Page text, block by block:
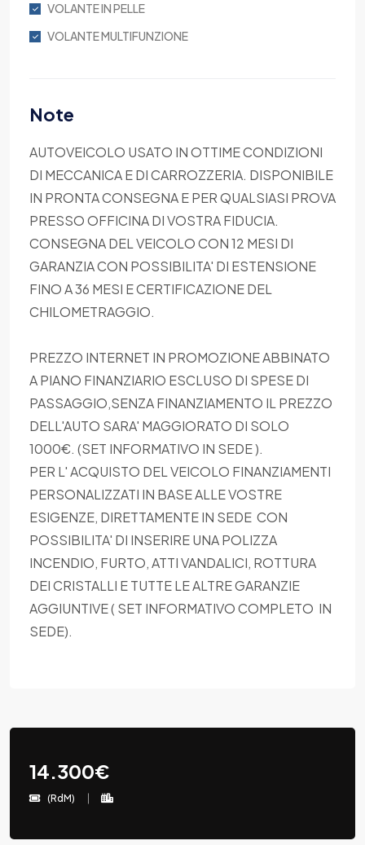
VOLANTE IN PELLE
VOLANTE MULTIFUNZIONE
Note
AUTOVEICOLO USATO IN OTTIME CONDIZIONI
DI MECCANICA E DI CARROZZERIA. DISPONIBILE
IN PRONTA CONSEGNA E PER QUALSIASI PROVA
PRESSO OFFICINA DI VOSTRA FIDUCIA.
CONSEGNA DEL VEICOLO CON 12 MESI DI
GARANZIA CON POSSIBILITA' DI ESTENSIONE
FINO A 36 MESI E CERTIFICAZIONE DEL
CHILOMETRAGGIO.
PREZZO INTERNET IN PROMOZIONE ABBINATO
A PIANO FINANZIARIO ESCLUSO DI SPESE DI
PASSAGGIO,SENZA FINANZIAMENTO IL PREZZO
DELL'AUTO SARA' MAGGIORATO DI SOLO
1000€. (SET INFORMATIVO IN SEDE ).
PER L' ACQUISTO DEL VEICOLO FINANZIAMENTI
PERSONALIZZATI IN BASE ALLE VOSTRE
ESIGENZE, DIRETTAMENTE IN SEDE CON
POSSIBILITA' DI INSERIRE UNA POLIZZA
INCENDIO, FURTO, ATTI VANDALICI, ROTTURA
DEI CRISTALLI E TUTTE LE ALTRE GARANZIE
AGGIUNTIVE ( SET INFORMATIVO COMPLETO IN
SEDE).
14.300€
(RdM)